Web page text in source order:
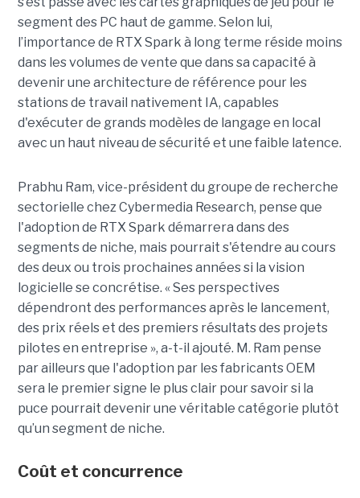
segment des PC haut de gamme. Selon lui,
l’importance de RTX Spark à long terme réside moins
dans les volumes de vente que dans sa capacité à
devenir une architecture de référence pour les
stations de travail nativement IA, capables
d'exécuter de grands modèles de langage en local
avec un haut niveau de sécurité et une faible latence.
Prabhu Ram, vice-président du groupe de recherche
sectorielle chez Cybermedia Research, pense que
l'adoption de RTX Spark démarrera dans des
segments de niche, mais pourrait s'étendre au cours
des deux ou trois prochaines années si la vision
logicielle se concrétise. « Ses perspectives
dépendront des performances après le lancement,
des prix réels et des premiers résultats des projets
pilotes en entreprise », a-t-il ajouté. M. Ram pense
par ailleurs que l'adoption par les fabricants OEM
sera le premier signe le plus clair pour savoir si la
puce pourrait devenir une véritable catégorie plutôt
qu’un segment de niche.
Coût et concurrence